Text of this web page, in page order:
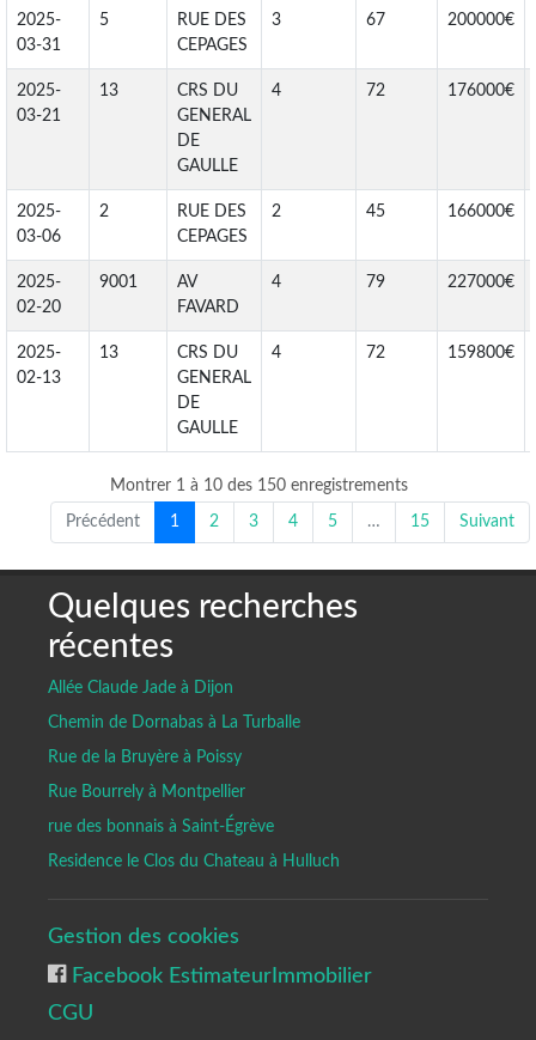
2025-
03-31
5
RUE DES
CEPAGES
3 67 200000€
2025-
03-21
13
CRS DU
GENERAL
DE
GAULLE
4 72 176000€
2025-
03-06
2
RUE DES
CEPAGES
2 45 166000€
2025-
02-20
9001
AV
FAVARD
4 79 227000€
2025-
02-13
13
CRS DU
GENERAL
DE
GAULLE
4 72 159800€
Montrer 1 à 10 des 150 enregistrements
Précédent 1 2 3 4 5 … 15 Suivant
Quelques recherches
récentes
Allée Claude Jade à Dijon
Chemin de Dornabas à La Turballe
Rue de la Bruyère à Poissy
Rue Bourrely à Montpellier
rue des bonnais à Saint-Égrève
Residence le Clos du Chateau à Hulluch
Gestion des cookies
Facebook EstimateurImmobilier
CGU